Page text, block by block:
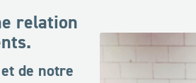
relation
de notre